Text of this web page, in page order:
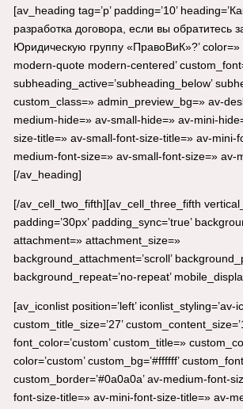
[av_heading tag=’p’ padding=’10’
разработка договора, если вы обратитесь
Юридическую группу «ПравоВиК»?’ color=»
modern-quote modern-centered’
subheading_active=’subheading_below’
custom_class=» admin_preview_bg=» av-
medium-hide=» av-small-hide=» av-mini-
size-title=» av-small-font-size-title=» av-mini-
medium-font-size=» av-small-font-size=» av-
[/av_heading]
[/av_cell_two_fifth][av_cell_three_fifth
padding=’30px’ padding_sync=’true’
attachment=» attachment_size=»
background_attachment=’scroll’
background_repeat=’no-repeat’
[av_iconlist position=’left’ iconlist_styling=’av-
custom_title_size=’27’
font_color=’custom’ custom_title=»
color=’custom’ custom_bg=’#ffffff’
custom_border=’#0a0a0a’ av-medium-font-
font-size-title=» av-mini-font-size-title=» av-